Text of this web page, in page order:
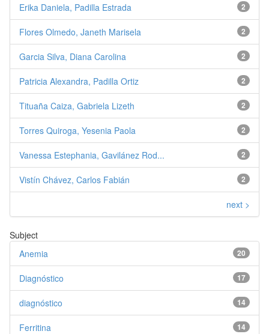
2
Erika Daniela, Padilla Estrada
2
Flores Olmedo, Janeth Marisela
2
Garcia Silva, Diana Carolina
2
Patricia Alexandra, Padilla Ortiz
2
Tituaña Caiza, Gabriela Lizeth
2
Torres Quiroga, Yesenia Paola
2
Vanessa Estephania, Gavilánez Rod...
2
Vistín Chávez, Carlos Fabián
next >
Subject
20
Anemia
17
Diagnóstico
14
diagnóstico
14
Ferritina